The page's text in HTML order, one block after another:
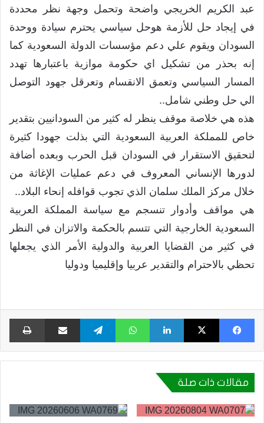
عبد الكريم الخريجي واضحة وتحمل وجهة نظر محددة
في إيجاد حل للأزمة هوحل سياسي يحترم سيادة ووحدة
السودان ويقوم علي دعم مؤسسات الدولة السعودية كما
إنه بحذر من تشكيل اي حكومة موازية باعتبارها تهدد
المسار السياسي وتعمق الانقسام وتعرقل جهود التوصل
الي حل وطني شامل..
هذه هي خلاصة موقف ينظر له كثير من السودانيين بتقدير
خاص للمملكة العربية السعودية التي بذلت جهودا كثيرة
لتحقيق الاستقرار في السودان قبل الحرب وبعده أضافة
لدورها الإنساني المعروف في دعم عمليات الإغاثة من
خلال مركز الملك سلمان الذي تجوب قوافله إنحاء البلاد..
هي مواقف وأدوار تنسجم مع سياسة المملكة العربية
السعودية الخارجية التي تتسم بالحكمة والاتزان في النظر
في كثير من القضايا العربية والدولية الأمر الذي يجعلها
تحظي بالاحترام والتقدير عربيا وإقليميا ودوليا
فيسبوك X لينكدإن واتساب تيلقرام مشاركة عبر البريد
مقالات ذات صلة